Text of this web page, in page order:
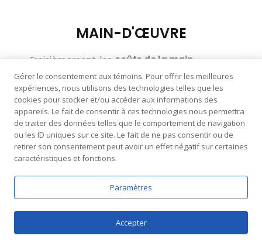
MAIN-D'ŒUVRE
Troisièmement, lescoûts de la main-
d’œuvrevarient énormément selon l’ampleur
du projet et le professionnalisme de l’équipe
d’installation. Un entrepreneur expérimenté
peut facturerentre 50$ et 100$ de l’heure,
bien que cela puisse varier.
Les travaux en autoconstruction peuvent
permettre de réduire ces prix, mais ils exigent
du temps et un certain niveau de
Autres produits qui pourraient vous
Gérer le consentement aux témoins. Pour offrir les meilleures
expériences, nous utilisons des technologies telles que les
cookies pour stocker et/ou accéder aux informations des
appareils. Le fait de consentir à ces technologies nous permettra
de traiter des données telles que le comportement de navigation
ou les ID uniques sur ce site. Le fait de ne pas consentir ou de
retirer son consentement peut avoir un effet négatif sur certaines
caractéristiques et fonctions.
Paramètres
Accepter